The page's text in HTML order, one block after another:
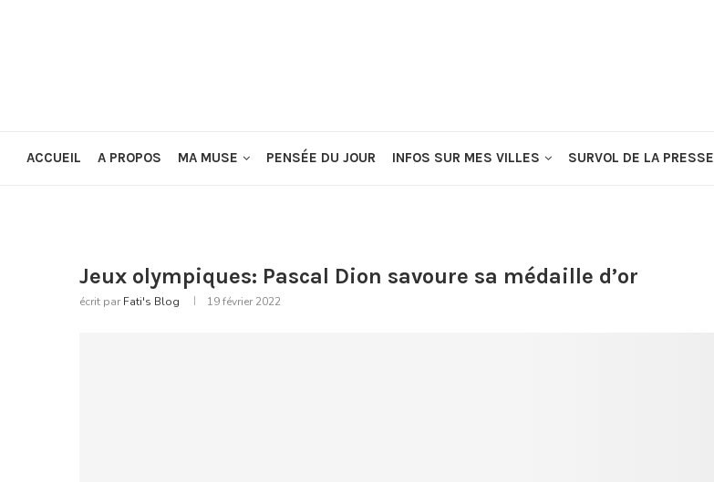
ACCUEIL A PROPOS MA MUSE PENSÉE DU JOUR INFOS SUR MES VILLES SURVOL DE LA PRESSE
Jeux olympiques: Pascal Dion savoure sa médaille d’or
écrit par Fati's Blog 19 février 2022